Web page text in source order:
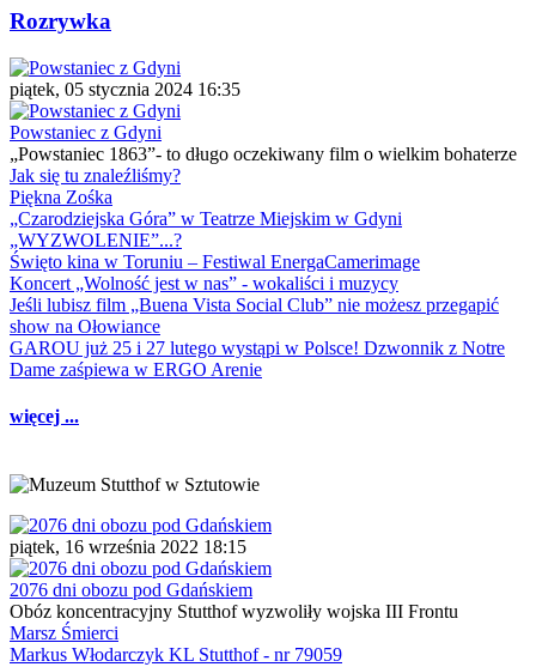
Rozrywka
piątek, 05 stycznia 2024 16:35
Powstaniec z Gdyni
„Powstaniec 1863”- to długo oczekiwany film o wielkim bohaterze
Jak się tu znaleźliśmy?
Piękna Zośka
„Czarodziejska Góra” w Teatrze Miejskim w Gdyni
„WYZWOLENIE”...?
Święto kina w Toruniu – Festiwal EnergaCamerimage
Koncert „Wolność jest w nas” - wokaliści i muzycy
Jeśli lubisz film „Buena Vista Social Club” nie możesz przegapić
show na Ołowiance
GAROU już 25 i 27 lutego wystąpi w Polsce! Dzwonnik z Notre
Dame zaśpiewa w ERGO Arenie
więcej ...
piątek, 16 września 2022 18:15
2076 dni obozu pod Gdańskiem
Obóz koncentracyjny Stutthof wyzwoliły wojska III Frontu
Marsz Śmierci
Markus Włodarczyk KL Stutthof - nr 79059